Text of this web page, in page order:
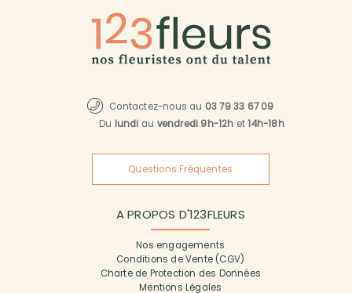
Contactez-nous au 03 79 33 67 09
Du lundi au vendredi 9h-12h et14h-18h
Questions Fréquentes
A PROPOS D'123FLEURS
Nos engagements
Conditions de Vente (CGV)
Charte de Protection des Données
Mentions Légales